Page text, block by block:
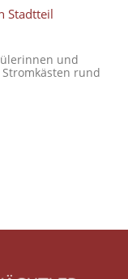
Stadtteil
und
rund